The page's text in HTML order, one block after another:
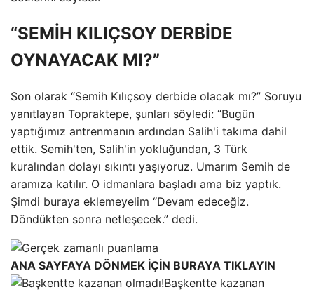
“SEMİH KILIÇSOY DERBİDE
OYNAYACAK MI?”
Son olarak “Semih Kılıçsoy derbide olacak mı?” Soruyu
yanıtlayan Topraktepe, şunları söyledi: “Bugün
yaptığımız antrenmanın ardından Salih'i takıma dahil
ettik. Semih'ten, Salih'in yokluğundan, 3 Türk
kuralından dolayı sıkıntı yaşıyoruz. Umarım Semih de
aramıza katılır. O idmanlara başladı ama biz yaptık.
Şimdi buraya eklemeyelim “Devam edeceğiz.
Döndükten sonra netleşecek.” dedi.
ANA SAYFAYA DÖNMEK İÇİN BURAYA TIKLAYIN
Başkentte kazanan